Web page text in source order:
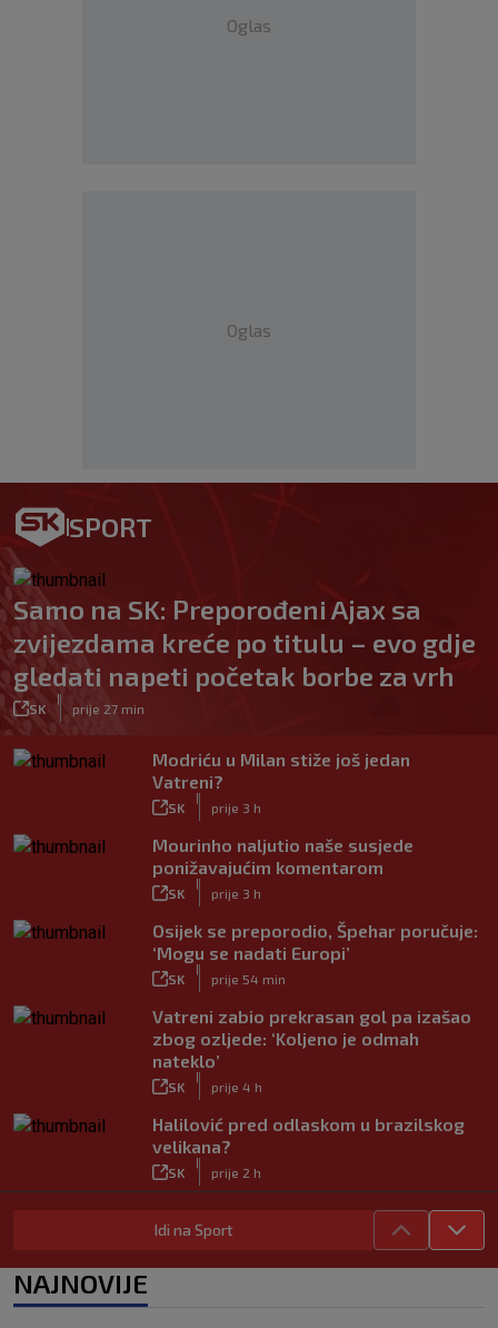
Oglas
Oglas
SPORT
Samo na SK: Preporođeni Ajax sa
zvijezdama kreće po titulu – evo gdje
gledati napeti početak borbe za vrh
SK prije 27 min
Modriću u Milan stiže još jedan
Vatreni?
SK prije 3 h
Mourinho naljutio naše susjede
ponižavajućim komentarom
SK prije 3 h
Osijek se preporodio, Špehar poručuje:
‘Mogu se nadati Europi’
SK prije 54 min
Vatreni zabio prekrasan gol pa izašao
zbog ozljede: ‘Koljeno je odmah
nateklo’
SK prije 4 h
Halilović pred odlaskom u brazilskog
velikana?
SK prije 2 h
Carević nakon drugog poraza: ‘Ne
mogu biti ljutit, ovo nam mora biti
|
Idi na Sport
NAJNOVIJE